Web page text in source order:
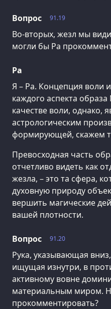
91.19
Вопрос
Во-вторых, жезл мы
могли бы Ра
Ра
Я – Ра. Концепция воли
каждого аспекта
качестве воли, однако,
астрологическим
формирующей, скажем
Превосходная часть
отчетливо видеть как
жезла, – это та сфера,
духовную природу
вершить магические
вашей плотности.
91.20
Вопрос
Рука, указывающая
ищущая изнутри, в
активному вовне
материальным миром.
прокомментировать?